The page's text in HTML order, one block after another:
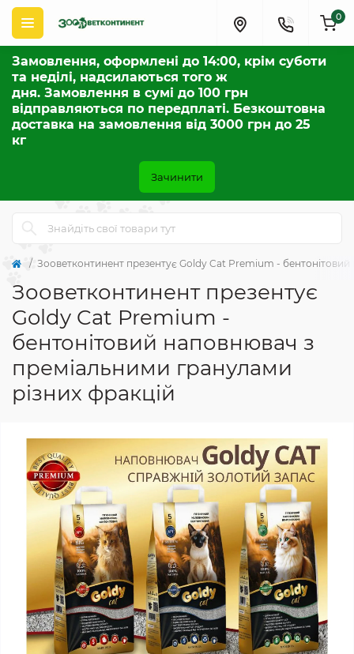
Замовлення, оформлені до 14:00, крім суботи
та неділі, надсилаються того ж
дня. Замовлення в сумі до 100 грн
відправляються по передплаті. Безкоштовна
доставка на замовлення від 3000 грн до 25
кг
Зачинити
0
Зооветконтинент презентує Goldy Cat Premium -
Зооветконтинент презентує
Goldy Cat Premium -
бентонітовий наповнювач з
преміальними гранулами
різних фракцій